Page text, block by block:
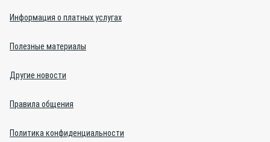
Информация о платных услугах
Полезные материалы
Другие новости
Правила общения
Политика конфиденциальности